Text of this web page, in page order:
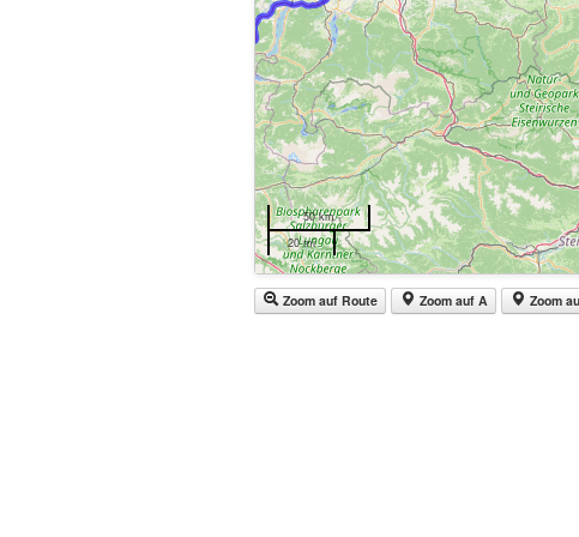
50 km
20 mi
Zoom auf Route Zoom auf A Zoom